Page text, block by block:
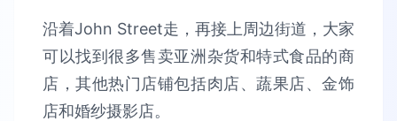
沿着John Street走，再接上周边街道，大家
可以找到很多售卖亚洲杂货和特式食品的商
店，其他热门店铺包括肉店、蔬果店、金饰
店和婚纱摄影店。